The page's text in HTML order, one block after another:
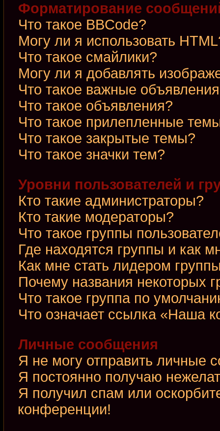
Форматирование
Что такое BBCode?
Могу ли я использовать
Что такое смайлики?
Могу ли я добавлять
Что такое важные
Что такое объявления?
Что такое прилепленные
Что такое закрытые темы?
Что такое значки тем?
Уровни пользователей и
Кто такие администраторы?
Кто такие модераторы?
Что такое группы
Где находятся группы и как
Как мне стать лидером
Почему названия некоторых
Что такое группа по
Что означает ссылка «Наша
Личные сообщения
Я не могу отправить личные
Я постоянно получаю
Я получил спам или
конференции!